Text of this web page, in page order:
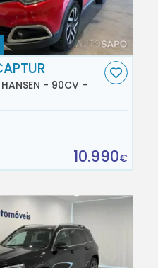
HANSEN - 90CV -
10.990€